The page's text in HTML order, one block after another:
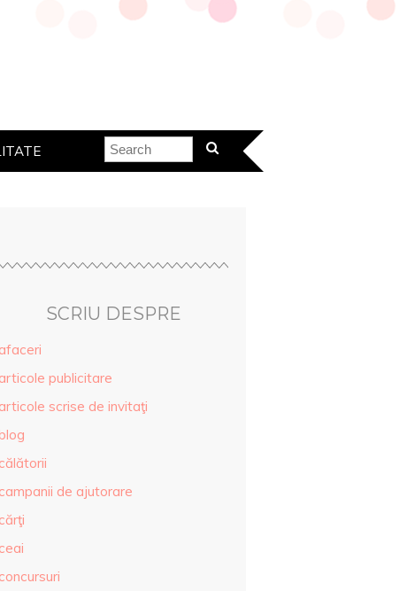
SCRIU DESPRE
afaceri
articole publicitare
articole scrise de invitaţi
călătorii
campanii de ajutorare
cărţi
ceai
concursuri